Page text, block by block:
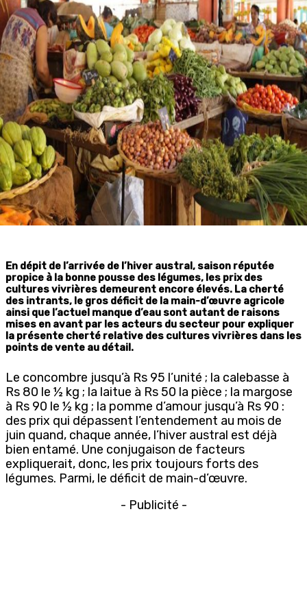
En dépit de l’arrivée de l’hiver austral, saison réputée
propice à la bonne pousse des légumes, les prix des
cultures vivrières demeurent encore élevés. La cherté
des intrants, le gros déficit de la main-d’œuvre agricole
ainsi que l’actuel manque d’eau sont autant de raisons
mises en avant par les acteurs du secteur pour expliquer
la présente cherté relative des cultures vivrières dans les
points de vente au détail.
Le concombre jusqu’à Rs 95 l’unité ; la calebasse à
Rs 80 le ½ kg ; la laitue à Rs 50 la pièce ; la margose
à Rs 90 le ½ kg ; la pomme d’amour jusqu’à Rs 90 :
des prix qui dépassent l’entendement au mois de
juin quand, chaque année, l’hiver austral est déjà
bien entamé. Une conjugaison de facteurs
expliquerait, donc, les prix toujours forts des
légumes. Parmi, le déficit de main-d’œuvre.
- Publicité -